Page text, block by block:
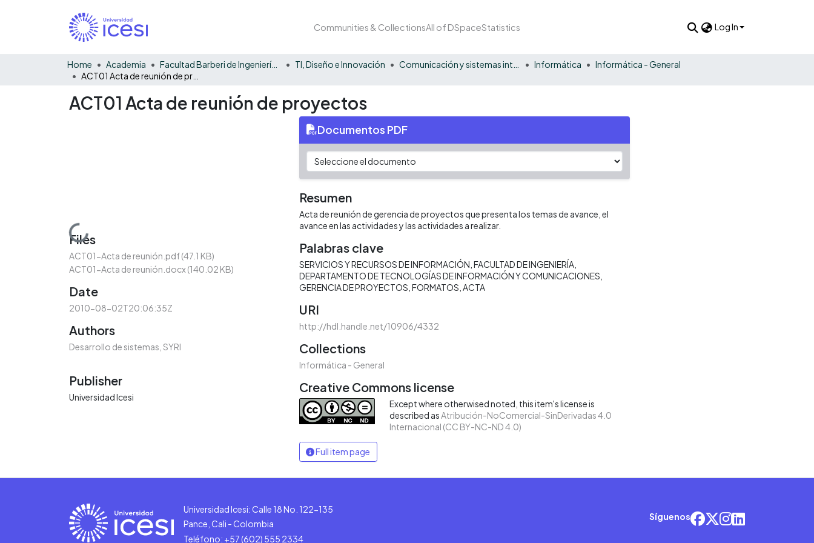
Communities & CollectionsAll of DSpaceStatistics Log In
Home Academia Facultad Barberi de Ingeniería, Diseño y Ciencias Aplicadas TI, Diseño e Innovación Informática
Informática - General
ACT01 Acta de reunión de proyectos
Loading...
Files
ACT01-Acta de reunión.pdf(47.1 KB)
ACT01-Acta de reunión.docx(140.02 KB)
Date
2010-08-02T20:06:35Z
Authors
Desarrollo de sistemas, SYRI
Publisher
Universidad Icesi
Documentos PDF
Resumen
Acta de reunión de gerencia de proyectos que presenta los temas de avance, el
avance en las actividades y las actividades a realizar.
Palabras clave
SERVICIOS Y RECURSOS DE INFORMACIÓN FACULTAD DE INGENIERÍA
DEPARTAMENTO DE TECNOLOGÍAS DE INFORMACIÓN Y COMUNICACIONES
GERENCIA DE PROYECTOS FORMATOS ACTA
URI
http://hdl.handle.net/10906/4332
Collections
Informática - General
Creative Commons license
Except where otherwised noted, this item's license is
described as Atribución-NoComercial-SinDerivadas 4.0
Internacional (CC BY-NC-ND 4.0)
Full item page
Universidad Icesi: Calle 18 No. 122-135
Pance, Cali - Colombia
Teléfono: +57 (602) 555 2334
Síguenos